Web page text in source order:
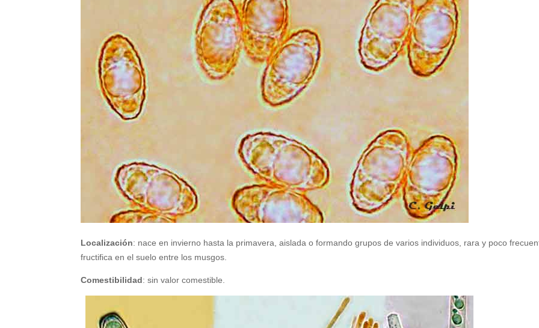
Localización: nace en invierno hasta la primavera, aislada o formando grupos de varios individuos, rara y poco
fructifica en el suelo entre los musgos.
Comestibilidad: sin valor comestible.